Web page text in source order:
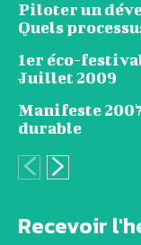
Piloter un
Quels
1er éco-
Juillet 2009
Manifeste
durable
Recevoir